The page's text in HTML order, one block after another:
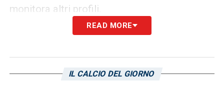
monitora altri profili.
READ MORE
IL CALCIO DEL GIORNO